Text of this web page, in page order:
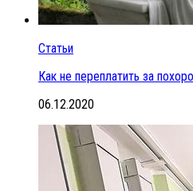
Статьи
Как не переплатить за
06.12.2020